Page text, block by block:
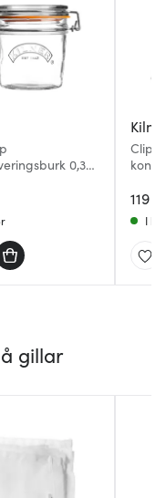
0,35
Clip
119 kr
I
gillar